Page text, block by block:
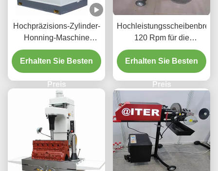
Hochpräzisions-Zylinder-
Honning-Maschine
1.1/1.5kw für Fahrzeuge
Zylinder
Erhalten Sie Besten
Preis
120 Rpm für die
Fahrzeugwartung T2009
Erhalten Sie Besten
Preis